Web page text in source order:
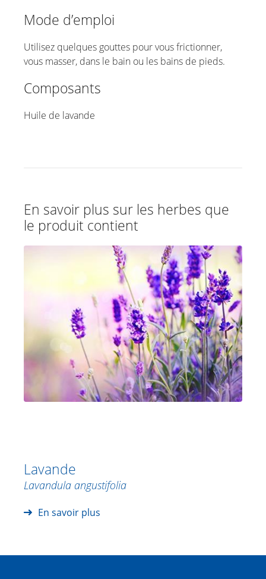
Mode d’emploi
Utilisez quelques gouttes pour vous frictionner,
vous masser, dans le bain ou les bains de pieds.
Composants
Huile de lavande
En savoir plus sur les herbes que
le produit contient
Lavande
Lavandula angustifolia
En savoir plus